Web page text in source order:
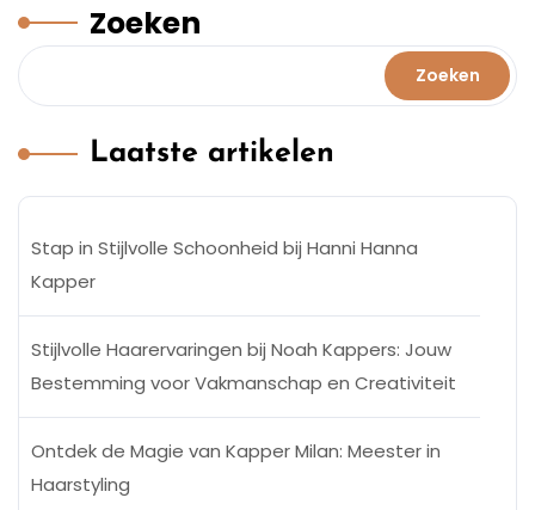
Zoeken
Zoeken
Laatste artikelen
Stap in Stijlvolle Schoonheid bij Hanni Hanna
Kapper
Stijlvolle Haarervaringen bij Noah Kappers: Jouw
Bestemming voor Vakmanschap en Creativiteit
Ontdek de Magie van Kapper Milan: Meester in
Haarstyling